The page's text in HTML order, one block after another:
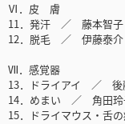
Ⅵ．皮 膚
11．発汗 ／ 藤本智子
12．脱毛 ／ 伊藤泰介
Ⅶ．感覚器
13．ドライアイ ／ 後
14．めまい ／ 角田玲
15．ドライマウス・